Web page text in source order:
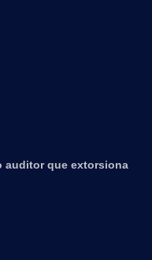
auditor que extorsiona